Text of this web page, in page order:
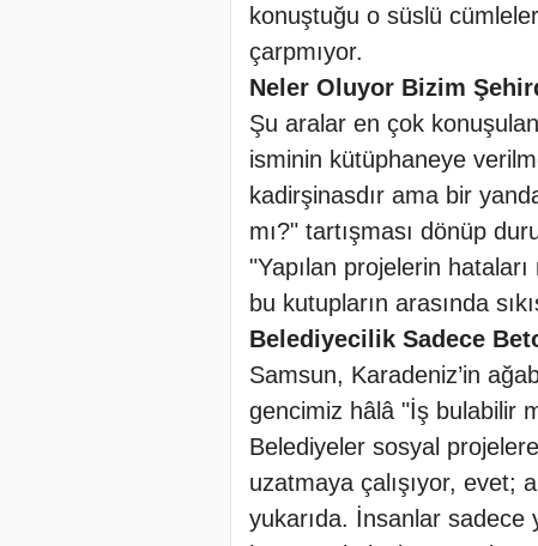
konuştuğu o süslü
çarpmıyor.
Neler Oluyor Bizim
Şu aralar en çok
isminin kütüphaneye
kadirşinasdır ama bir
mı?" tartışması dönüp
"Yapılan projelerin
bu kutupların arasında
Belediyecilik Sadece
Samsun, Karadeniz’in
gencimiz hâlâ "İş bulabilir
Belediyeler sosyal
uzatmaya çalışıyor, evet;
yukarıda. İnsanlar sadece